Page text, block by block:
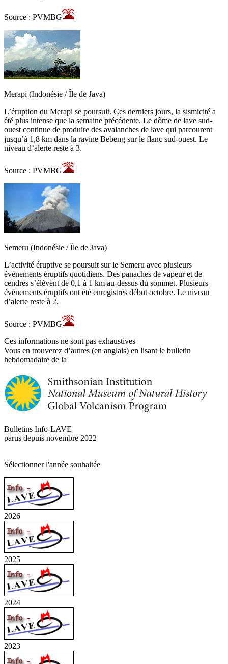
Source : PVMBG
Merapi (Indonésie / Île de Java)
L’éruption du Merapi se poursuit. Ces derniers jours, la sismicité a
été plus intense que la semaine précédente. Le dôme de lave sud-
ouest continue de produire des avalanches de lave qui parcourent
jusqu’à 1,8 km dans la ravine Bebeng sur le flanc sud-ouest. Le
niveau d’alerte reste à 3.
Source : PVMBG
Semeru (Indonésie / Île de Java)
L’activité éruptive se poursuit sur le Semeru avec plusieurs
événements éruptifs quotidiens. Des panaches de vapeur et de
cendres s’élèvent de 0,1 à 1 km au-dessus du sommet. Plusieurs
événements éruptifs ont été enregistrés début octobre. Le niveau
d’alerte reste à 2.
Source : PVMBG
Ces informations ne sont pas exhaustives
Vous en trouverez d’autres (en anglais) en lisant le bulletin
hebdomadaire de la
Bulletins Info-LAVE
parus depuis novembre 2022
Sélectionner l'année souhaitée
2026
2025
2024
2023